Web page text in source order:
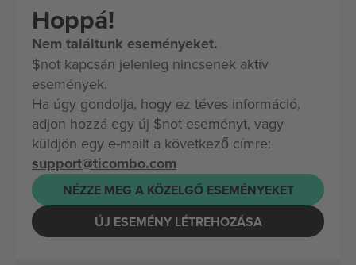
Hoppá!
Nem találtunk eseményeket.
$not kapcsán jelenleg nincsenek aktív
események.
Ha úgy gondolja, hogy ez téves információ,
adjon hozzá egy új $not eseményt, vagy
küldjön egy e-mailt a következő címre:
support@ticombo.com
NÉZZE MEG A KÖZELGŐ ESEMÉNYEKET
ÚJ ESEMÉNY LÉTREHOZÁSA